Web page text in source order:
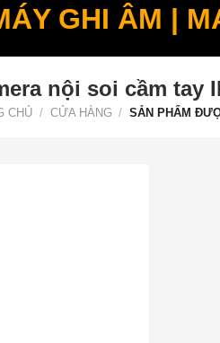
nội soi cầm tay
CHỦ / CỬA HÀNG / SẢN PHẨM